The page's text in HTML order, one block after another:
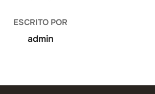
ESCRITO POR
admin